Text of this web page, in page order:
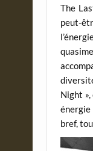
The
peut-
Night »,
énergie
bref,